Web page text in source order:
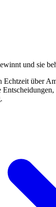
und sie
Echtzeit über